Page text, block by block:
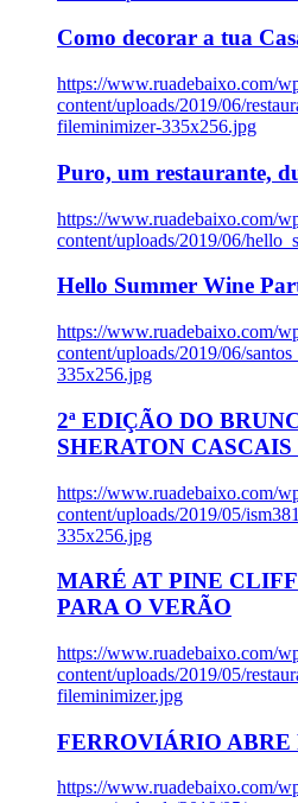
Como decorar a tua
https://www.ruadebaixo.com/
content/uploads/2019/06/
fileminimizer-335x256.jpg
Puro, um restaurante,
https://www.ruadebaixo.com/
content/uploads/2019/06/
Hello Summer Wine
https://www.ruadebaixo.com/
content/uploads/2019/06/
335x256.jpg
2ª EDIÇÃO DO
SHERATON CASCAIS
https://www.ruadebaixo.com/
content/uploads/2019/05/
335x256.jpg
MARÉ AT PINE
PARA O VERÃO
https://www.ruadebaixo.com/
content/uploads/2019/05/
fileminimizer.jpg
FERROVIÁRIO ABRE
https://www.ruadebaixo.com/